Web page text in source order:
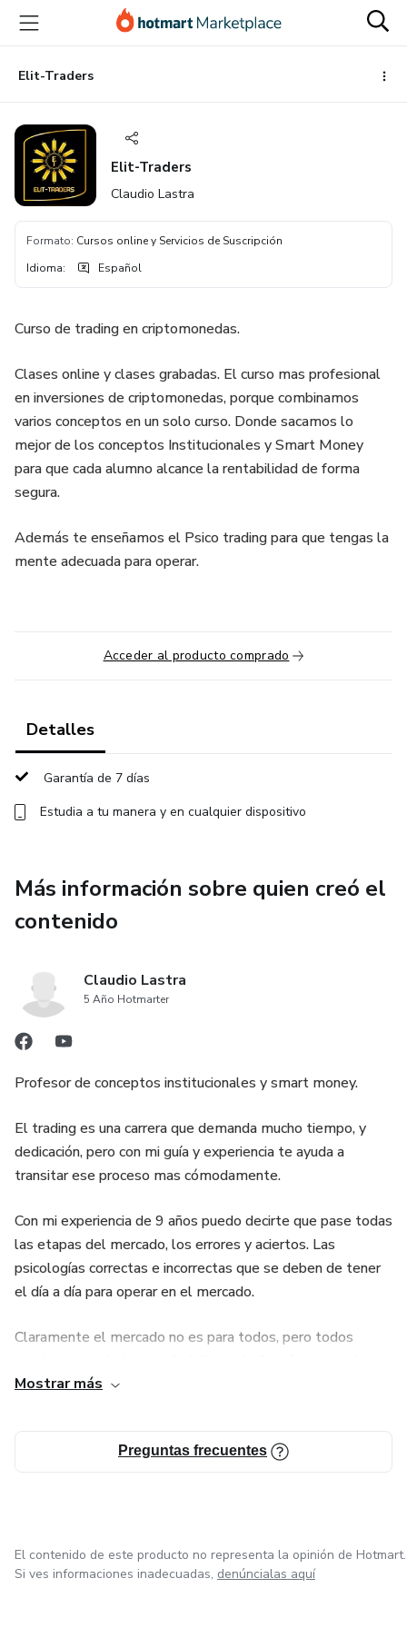
principal
página
de
página
Elit-Traders
Elit-Traders
Claudio Lastra
Formato: Cursos online y Servicios de Suscripción
Idioma: Español
Curso de trading en criptomonedas.
Clases online y clases grabadas. El curso mas profesional
en inversiones de criptomonedas, porque combinamos
varios conceptos en un solo curso. Donde sacamos lo
mejor de los conceptos Institucionales y Smart Money
para que cada alumno alcance la rentabilidad de forma
segura.
Además te enseñamos el Psico trading para que tengas la
mente adecuada para operar.
Acceder al producto comprado
Detalles
Garantía de 7 días
Estudia a tu manera y en cualquier dispositivo
Más información sobre quien creó el
contenido
Claudio Lastra
5 Año Hotmarter
Profesor de conceptos institucionales y smart money.
El trading es una carrera que demanda mucho tiempo, y
dedicación, pero con mi guía y experiencia te ayuda a
transitar ese proceso mas cómodamente.
Con mi experiencia de 9 años puedo decirte que pase todas
las etapas del mercado, los errores y aciertos. Las
psicologías correctas e incorrectas que se deben de tener
el día a día para operar en el mercado.
Claramente el mercado no es para todos, pero todos
obtener resultados tangibles.
Mostrar más
Preguntas frecuentes
El contenido de este producto no representa la opinión de Hotmart.
Si ves informaciones inadecuadas, denúncialas aquí